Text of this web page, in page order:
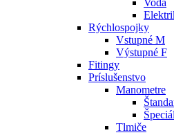
Voda
Rýchlospojky
Vstupné M
Výstupné F
Fitingy
Príslušenstvo
Manometre
Tlmiče